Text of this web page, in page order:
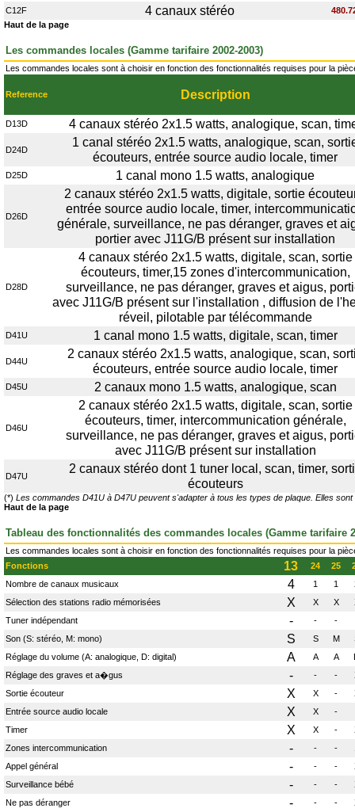
C12F 4 canaux stéréo
Haut de la page
Les commandes locales (Gamme tarifaire 2002-2003)
Les commandes locales sont à choisir en fonction des fonctionnalités requises pour la
Reference Description
D13D 4 canaux stéréo 2x1.5 watts, analogique, scan,
D24D
1 canal stéréo 2x1.5 watts, analogique, scan,
écouteurs, entrée source audio locale, timer
D25D 1 canal mono 1.5 watts, analogique
D26D
2 canaux stéréo 2x1.5 watts, digitale, sortie
entrée source audio locale, timer,
générale, surveillance, ne pas déranger, graves et
portier avec J11G/B présent sur installation
D28D
4 canaux stéréo 2x1.5 watts, digitale, scan, sortie
écouteurs, timer,15 zones d'intercommunication,
surveillance, ne pas déranger, graves et aigus,
avec J11G/B présent sur l'installation , diffusion de
réveil, pilotable par télécommande
D41U 1 canal mono 1.5 watts, digitale, scan, timer
D44U
2 canaux stéréo 2x1.5 watts, analogique, scan,
écouteurs, entrée source audio locale, timer
D45U 2 canaux mono 1.5 watts, analogique, scan
D46U
2 canaux stéréo 2x1.5 watts, digitale, scan, sortie
écouteurs, timer, intercommunication générale,
surveillance, ne pas déranger, graves et aigus,
avec J11G/B présent sur installation
D47U
2 canaux stéréo dont 1 tuner local, scan, timer,
écouteurs
(*) Les commandes D41U à D47U peuvent s'adapter à tous les types de plaque. Elles
Haut de la page
Tableau des fonctionnalités des commandes locales (Gamme tarifaire
Les commandes locales sont à choisir en fonction des fonctionnalités requises pour la
Fonctions
13 24 25
Nombre de canaux musicaux
4 1 1
Sélection des stations radio mémorisées
X X X
Tuner indépendant
- -
-
Son (S: stéréo, M: mono)
S S M
Réglage du volume (A: analogique, D: digital)
A A A
Réglage des graves et a�gus
- - -
Sortie écouteur
X X -
Entrée source audio locale
X X
-
Timer
X X -
Zones intercommunication
- - -
Appel général
- - -
Surveillance bébé
- - -
Ne pas déranger
- - -